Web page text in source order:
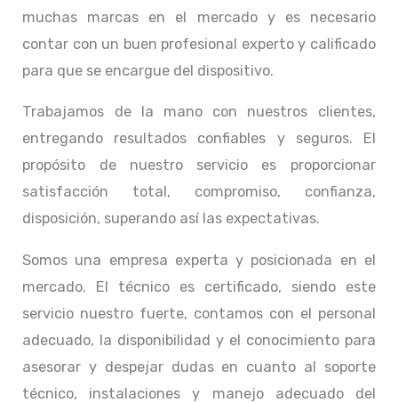
muchas marcas en el mercado y es necesario
contar con un buen profesional experto y calificado
para que se encargue del dispositivo.
Trabajamos de la mano con nuestros clientes,
entregando resultados confiables y seguros. El
propósito de nuestro servicio es proporcionar
satisfacción total, compromiso, confianza,
disposición, superando así las expectativas.
Somos una empresa experta y posicionada en el
mercado. El técnico es certificado, siendo este
servicio nuestro fuerte, contamos con el personal
adecuado, la disponibilidad y el conocimiento para
asesorar y despejar dudas en cuanto al soporte
técnico, instalaciones y manejo adecuado del